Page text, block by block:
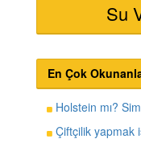
Su
En Çok
Holstein mı?
Çiftçilik yapmak